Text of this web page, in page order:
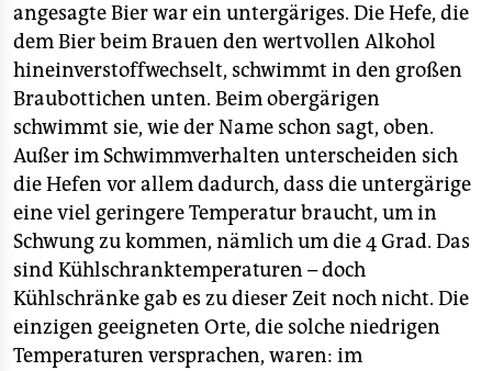
angesagte Bier war ein untergäriges. Die Hefe, die
dem Bier beim Brauen den wertvollen Alkohol
hineinverstoffwechselt, schwimmt in den großen
Braubottichen unten. Beim obergärigen
schwimmt sie, wie der Name schon sagt, oben.
Außer im Schwimmverhalten unterscheiden sich
die Hefen vor allem dadurch, dass die untergärige
eine viel geringere Temperatur braucht, um in
Schwung zu kommen, nämlich um die 4 Grad. Das
sind Kühlschranktemperaturen – doch
Kühlschränke gab es zu dieser Zeit noch nicht. Die
einzigen geeigneten Orte, die solche niedrigen
Temperaturen versprachen, waren: im